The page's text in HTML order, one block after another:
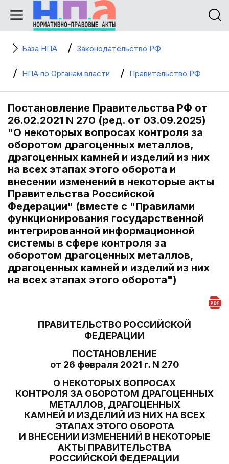
База НПА Законодательство РФ
НПА по Органам власти Правительство РФ
Постановление Правительства РФ от
26.02.2021 N 270 (ред. от 03.09.2025)
"О некоторых вопросах контроля за
оборотом драгоценных металлов,
драгоценных камней и изделий из них
на всех этапах этого оборота и
внесении изменений в некоторые акты
Правительства Российской
Федерации" (вместе с "Правилами
функционирования государственной
интегрированной информационной
системы в сфере контроля за
оборотом драгоценных металлов,
драгоценных камней и изделий из них
на всех этапах этого оборота")
ПРАВИТЕЛЬСТВО РОССИЙСКОЙ
ФЕДЕРАЦИИ
ПОСТАНОВЛЕНИЕ
от 26 февраля 2021 г. N 270
О НЕКОТОРЫХ ВОПРОСАХ
КОНТРОЛЯ ЗА ОБОРОТОМ ДРАГОЦЕННЫХ
МЕТАЛЛОВ, ДРАГОЦЕННЫХ
КАМНЕЙ И ИЗДЕЛИЙ ИЗ НИХ НА ВСЕХ
ЭТАПАХ ЭТОГО ОБОРОТА
И ВНЕСЕНИИ ИЗМЕНЕНИЙ В НЕКОТОРЫЕ
АКТЫ ПРАВИТЕЛЬСТВА
РОССИЙСКОЙ ФЕДЕРАЦИИ